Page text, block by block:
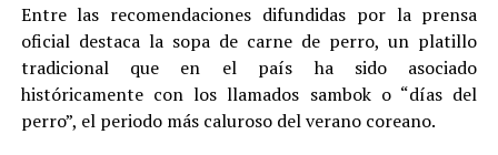
Entre las recomendaciones difundidas por la prensa
oficial destaca la sopa de carne de perro, un platillo
tradicional que en el país ha sido asociado
históricamente con los llamados sambok o “días del
perro”, el periodo más caluroso del verano coreano.